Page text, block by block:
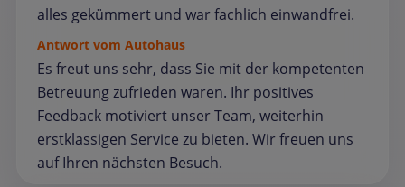
alles gekümmert und war fachlich einwandfrei.
Antwort vom Autohaus
Es freut uns sehr, dass Sie mit der kompetenten
Betreuung zufrieden waren. Ihr positives
Feedback motiviert unser Team, weiterhin
erstklassigen Service zu bieten. Wir freuen uns
auf Ihren nächsten Besuch.